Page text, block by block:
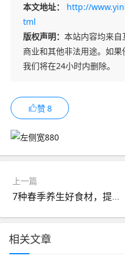
本文地址：
http://
tml
版权声明： 本站内容均来
商业和其他非法用途。如果
我们将在24小时内删除。
赞8
上一篇
7种春季养生好食材，提高身体抵抗力！
相关文章